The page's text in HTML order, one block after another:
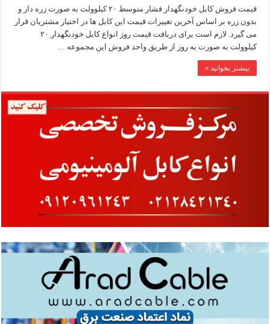
قیمت فروش کابل خودنگهدار فشار متوسط ۲۰ کیلوولت به صورت زره دار و
بدون زره بر اساس آخرین تغییرات قیمت این کابل ها در اختیار مشتریان قرار
می گیرد. لازم است برای دریافت قیمت روز انواع کابل خودنگهدار ۲۰
کیلوولت به صورت به روز از طریق واحد فروش این مجموعه …
بیشتر بخوانید »